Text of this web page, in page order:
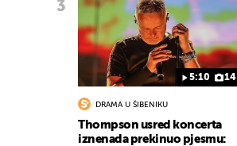
5:10 14
DRAMA U ŠIBENIKU
Thompson usred koncerta
iznenada prekinuo pjesmu: